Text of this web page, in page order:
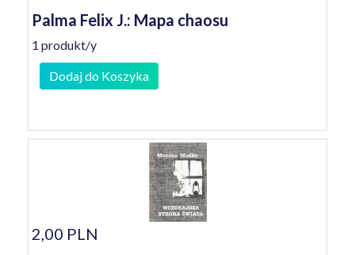
Palma Felix J.: Mapa chaosu
1 produkt/y
Dodaj do Koszyka
2,00 PLN